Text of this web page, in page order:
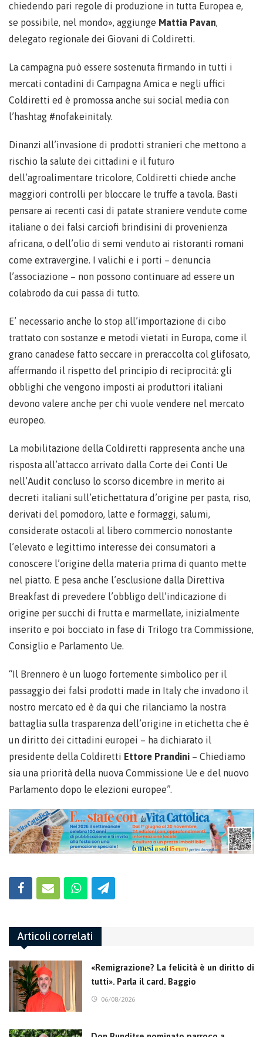
chiedendo pari regole di produzione in tutta Europea e,
se possibile, nel mondo», aggiunge Mattia Pavan,
delegato regionale dei Giovani di Coldiretti.
La campagna può essere sostenuta firmando in tutti i
mercati contadini di Campagna Amica e negli uffici
Coldiretti ed è promossa anche sui social media con
l’hashtag #nofakeinitaly.
Dinanzi all’invasione di prodotti stranieri che mettono a
rischio la salute dei cittadini e il futuro
dell’agroalimentare tricolore, Coldiretti chiede anche
maggiori controlli per bloccare le truffe a tavola. Basti
pensare ai recenti casi di patate straniere vendute come
italiane o dei falsi carciofi brindisini di provenienza
africana, o dell’olio di semi venduto ai ristoranti romani
come extravergine. I valichi e i porti – denuncia
l’associazione – non possono continuare ad essere un
colabrodo da cui passa di tutto.
E’ necessario anche lo stop all’importazione di cibo
trattato con sostanze e metodi vietati in Europa, come il
grano canadese fatto seccare in preraccolta col glifosato,
affermando il rispetto del principio di reciprocità: gli
obblighi che vengono imposti ai produttori italiani
devono valere anche per chi vuole vendere nel mercato
europeo.
La mobilitazione della Coldiretti rappresenta anche una
risposta all’attacco arrivato dalla Corte dei Conti Ue
nell’Audit concluso lo scorso dicembre in merito ai
decreti italiani sull’etichettatura d’origine per pasta, riso,
derivati del pomodoro, latte e formaggi, salumi,
considerate ostacoli al libero commercio nonostante
l’elevato e legittimo interesse dei consumatori a
conoscere l’origine della materia prima di quanto mette
nel piatto. E pesa anche l’esclusione dalla Direttiva
Breakfast di prevedere l’obbligo dell’indicazione di
origine per succhi di frutta e marmellate, inizialmente
inserito e poi bocciato in fase di Trilogo tra Commissione,
Consiglio e Parlamento Ue.
“Il Brennero è un luogo fortemente simbolico per il
passaggio dei falsi prodotti made in Italy che invadono il
nostro mercato ed è da qui che rilanciamo la nostra
battaglia sulla trasparenza dell’origine in etichetta che è
un diritto dei cittadini europei – ha dichiarato il
presidente della Coldiretti Ettore Prandini – Chiediamo
sia una priorità della nuova Commissione Ue e del nuovo
Parlamento dopo le elezioni europee”.
Articoli correlati
«Remigrazione? La felicità è un diritto di
tutti». Parla il card. Baggio
06/08/2026